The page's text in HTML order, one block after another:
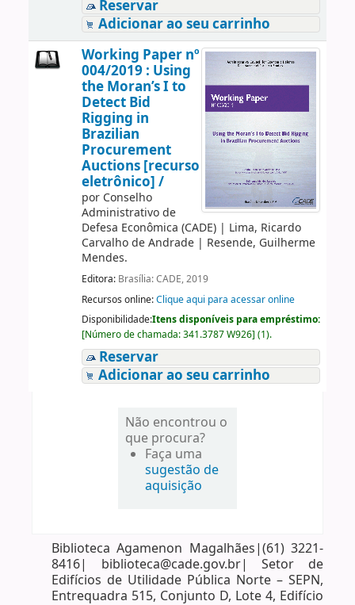
Reservar
Adicionar ao seu carrinho
Working Paper nº
004/2019 : Using
the Moran’s I to
Detect Bid
Rigging in
Brazilian
Procurement
Auctions [recurso
eletrônico] /
por Conselho
Administrativo de
Defesa Econômica (CADE)| Lima, Ricardo
Carvalho de Andrade| Resende, Guilherme
Mendes.
Editora: Brasília: CADE, 2019
Recursos online:Clique aqui para acessar online
Disponibilidade:Itens disponíveis para empréstimo:
[Número de chamada:341.3787 W926] (1).
Reservar
Adicionar ao seu carrinho
Não encontrou o
que procura?
Faça uma
sugestão de
aquisição
Biblioteca Agamenon Magalhães|(61) 3221-
8416| biblioteca@cade.gov.br| Setor de
Edifícios de Utilidade Pública Norte – SEPN,
Entrequadra 515, Conjunto D, Lote 4, Edifício